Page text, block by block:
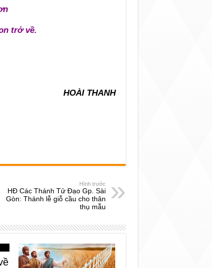
trở về.
HOÀI THANH
Hình trước
HĐ Các Thánh Tử Đạo Gp. Sài
Gòn: Thánh lễ giỗ cầu cho thân
thụ mẫu